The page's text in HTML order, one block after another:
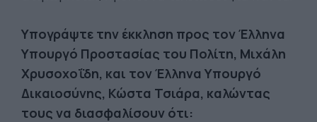
Υπογράψτε την έκκληση προς τον Έλληνα
Υπουργό Προστασίας του Πολίτη, Μιχάλη
Χρυσοχοΐδη, και τον Έλληνα Υπουργό
Δικαιοσύνης, Κώστα Τσιάρα, καλώντας
τους να διασφαλίσουν ότι: